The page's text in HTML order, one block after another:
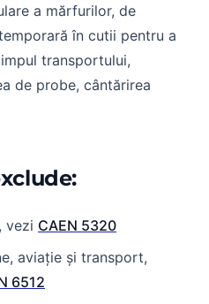
a mărfurilor, de
în cutii pentru a
transportului,
de probe, cântărirea
vezi CAEN 5320
aviație și transport,
6512